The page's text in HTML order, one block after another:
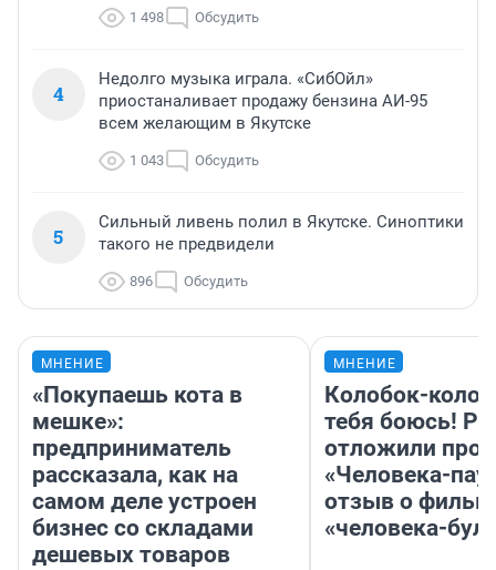
1 498 Обсудить
4
Недолго музыка играла. «СибОйл»
приостаналивает продажу бензина АИ-95
всем желающим в Якутске
1 043 Обсудить
5
Сильный ливень полил в Якутске. Синоптики
такого не предвидели
896 Обсудить
МНЕНИЕ
«Покупаешь кота в
мешке»:
предприниматель
рассказала, как на
самом деле устроен
бизнес со складами
дешевых товаров
МНЕНИЕ
Колобок-
тебя боюсь!
отложили
«Человека-
отзыв о
«человека-